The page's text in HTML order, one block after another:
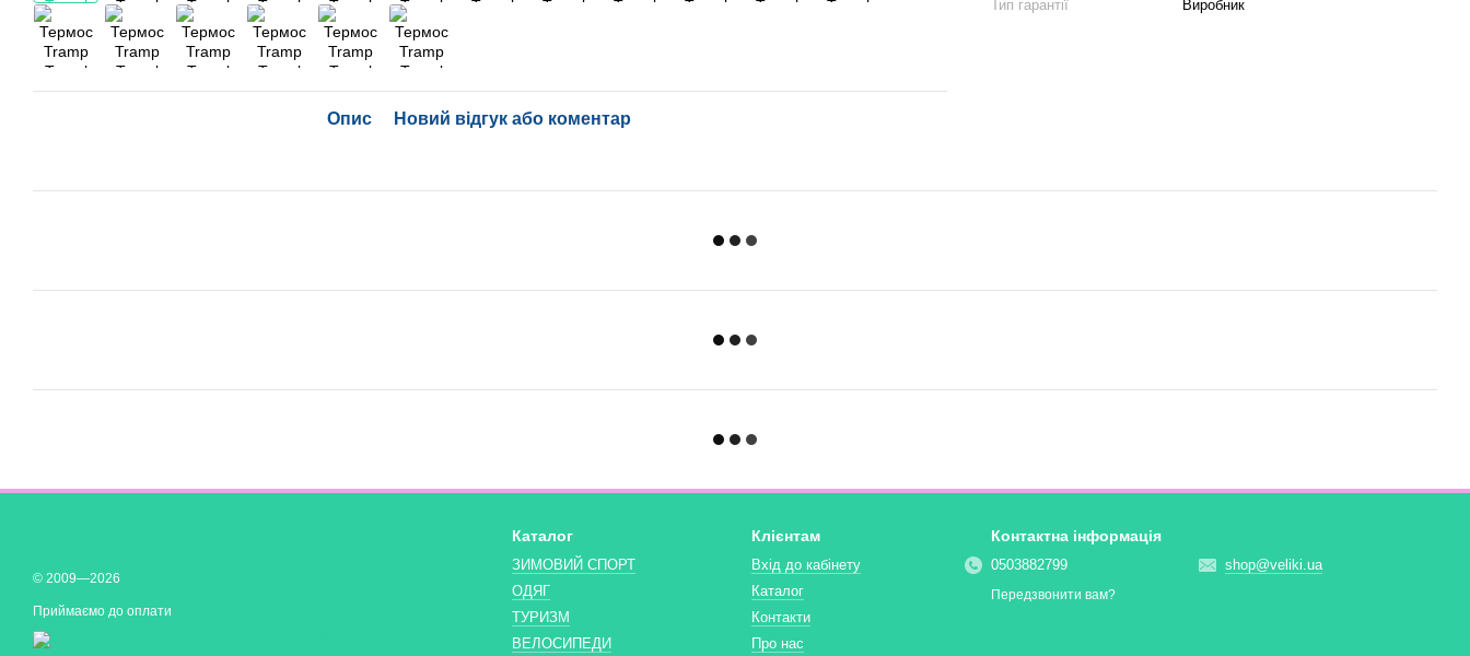
Опис Новий відгук або коментар
Тип гарантії
Виробник
© 2009—2026
Приймаємо до оплати
Каталог
ЗИМОВИЙ СПОРТ
ОДЯГ
ТУРИЗМ
ВЕЛОСИПЕДИ
Клієнтам
Вхід до кабінету
Каталог
Контакти
Про нас
Контактна інформація
0503882799
Передзвонити вам?
shop@veliki.ua